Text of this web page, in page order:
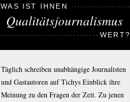
WAS IST IHNEN
Qualitätsjournalismus
WERT?
Täglich schreiben unabhängige Journalisten
und Gastautoren auf Tichys Einblick ihre
Meinung zu den Fragen der Zeit. Zu jenen